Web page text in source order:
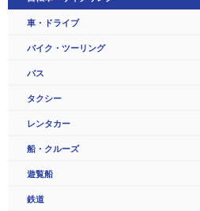
車・ドライブ
バイク・ツーリング
バス
タクシー
レンタカー
船・クルーズ
遊覧船
鉄道